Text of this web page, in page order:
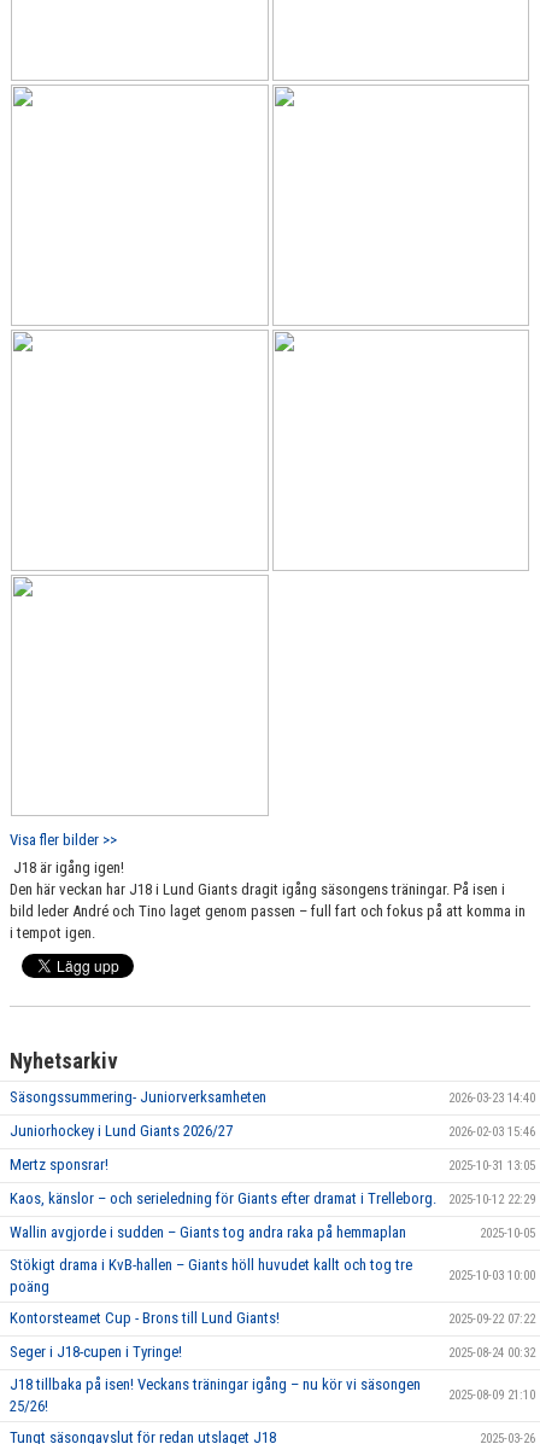
Visa fler bilder >>
J18 är igång igen!
Den här veckan har J18 i Lund Giants dragit igång säsongens träningar. På isen i
bild leder André och Tino laget genom passen – full fart och fokus på att komma in
i tempot igen.
Nyhetsarkiv
Säsongssummering- Juniorverksamheten 2026-03-23 14:40
Juniorhockey i Lund Giants 2026/27 2026-02-03 15:46
Mertz sponsrar! 2025-10-31 13:05
Kaos, känslor – och serieledning för Giants efter dramat i Trelleborg. 2025-10-12 22:29
Wallin avgjorde i sudden – Giants tog andra raka på hemmaplan 2025-10-05
Stökigt drama i KvB-hallen – Giants höll huvudet kallt och tog tre
poäng
2025-10-03 10:00
Kontorsteamet Cup - Brons till Lund Giants! 2025-09-22 07:22
Seger i J18-cupen i Tyringe! 2025-08-24 00:32
J18 tillbaka på isen! Veckans träningar igång – nu kör vi säsongen
25/26!
2025-08-09 21:10
Tungt säsongavslut för redan utslaget J18 2025-03-26